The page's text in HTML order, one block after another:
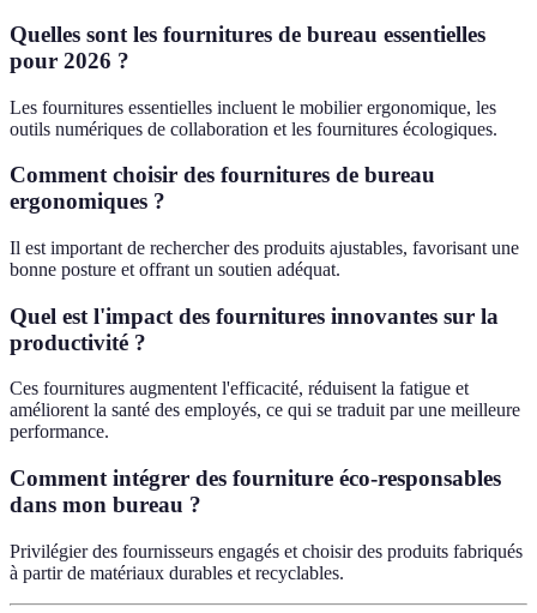
Quelles sont les fournitures de bureau essentielles
pour 2026 ?
Les fournitures essentielles incluent le mobilier ergonomique, les
outils numériques de collaboration et les fournitures écologiques.
Comment choisir des fournitures de bureau
ergonomiques ?
Il est important de rechercher des produits ajustables, favorisant une
bonne posture et offrant un soutien adéquat.
Quel est l'impact des fournitures innovantes sur la
productivité ?
Ces fournitures augmentent l'efficacité, réduisent la fatigue et
améliorent la santé des employés, ce qui se traduit par une meilleure
performance.
Comment intégrer des fourniture éco-responsables
dans mon bureau ?
Privilégier des fournisseurs engagés et choisir des produits fabriqués
à partir de matériaux durables et recyclables.